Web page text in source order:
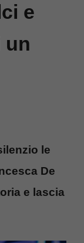
e
un
le
De
e lascia